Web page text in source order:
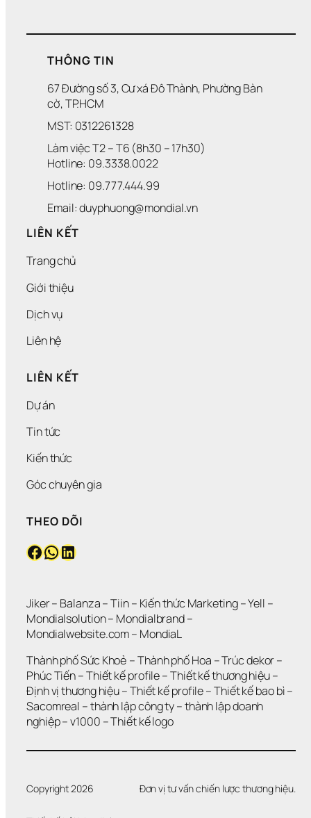
THÔNG TIN
67 Đường số 3, Cư xá Đô Thành, Phường Bàn
cờ, TP.HCM
MST: 0312261328
Làm việc T2 – T6 (8h30 – 17h30)
Hotline: 09.3338.0022
Hotline: 09.777.444.99
Email: duyphuong@mondial.vn
LIÊN KẾT
Trang chủ
Giới thiệu
Dịch vụ
Liên hệ
LIÊN KẾT
Dự án
Tin tức
Kiến thức
Góc chuyên gia
THEO DÕI
Facebook WhatsApp LinkedIn
Jiker – Balanza – Tiin – Kiến thức Marketing – Yell
Mondialsolution – Mondialbrand
Mondialwebsite.com – MondiaL
Thành phố Sức Khoẻ – Thành phố Hoa – Trúc dekor
Phúc Tiến – Thiết kế profile – Thiết kế thương hiệu
Định vị thương hiệu – Thiết kế profile – Thiết kế bao bì
Sacomreal – thành lập công ty – thành lập doanh
nghiệp – v1000 – Thiết kế logo
Copyright 2026 Đơn vị tư vấn chiến lược thương hiệu.